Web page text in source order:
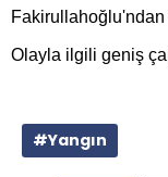
Fakirullahoğlu'ndan
Olayla ilgili geniş
#Yangın